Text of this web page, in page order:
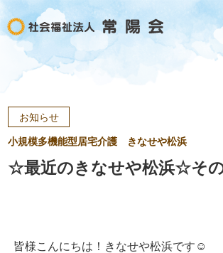
お知らせ
小規模多機能型居宅介護 きなせや松浜
☆最近のきなせや松浜☆そ
皆様こんにちは！きなせや松浜です☺